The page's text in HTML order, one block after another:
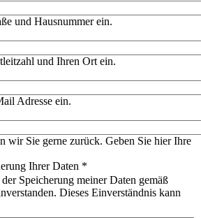
und Hausnummer ein.
und Ihren Ort ein.
Adresse ein.
wir Sie gerne zurück. Geben Sie hier Ihre
Ihrer Daten *
Speicherung meiner Daten gemäß
Dieses Einverständnis kann